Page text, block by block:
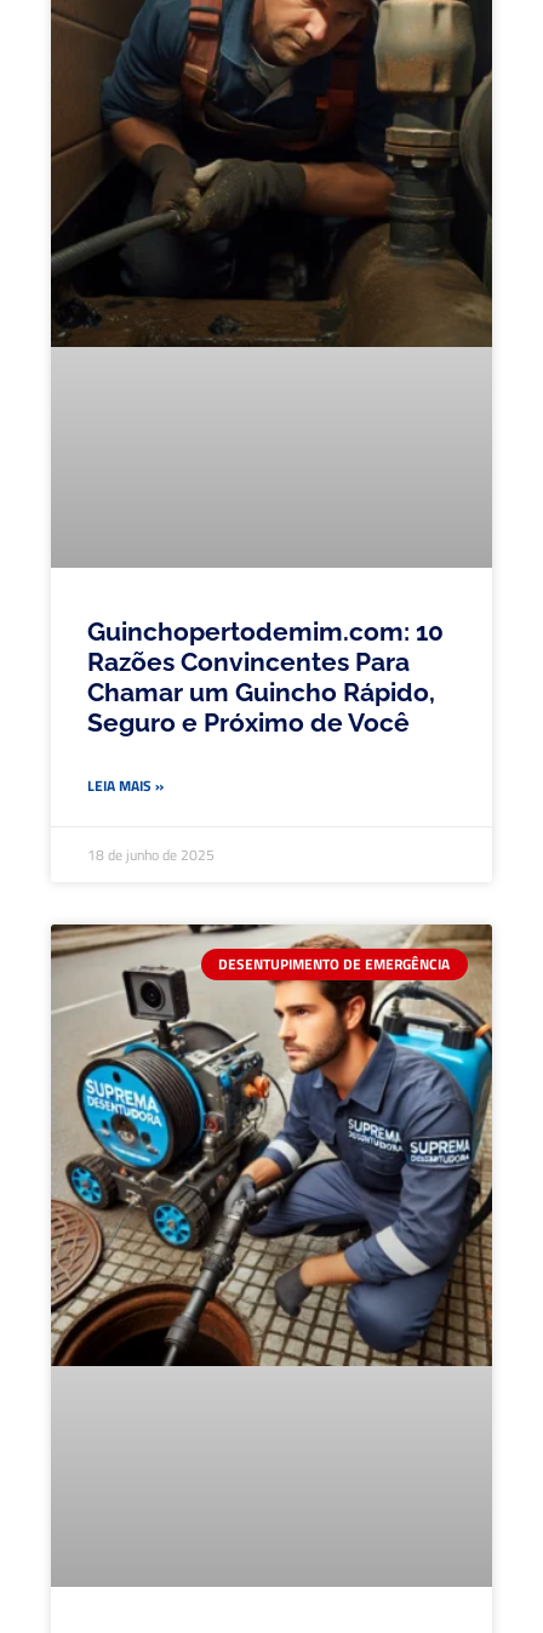
Guinchopertodemim.com: 10
Razões Convincentes Para
Chamar um Guincho Rápido,
Seguro e Próximo de Você
LEIA MAIS »
18 de junho de 2025
DESENTUPIMENTO DE EMERGÊNCIA